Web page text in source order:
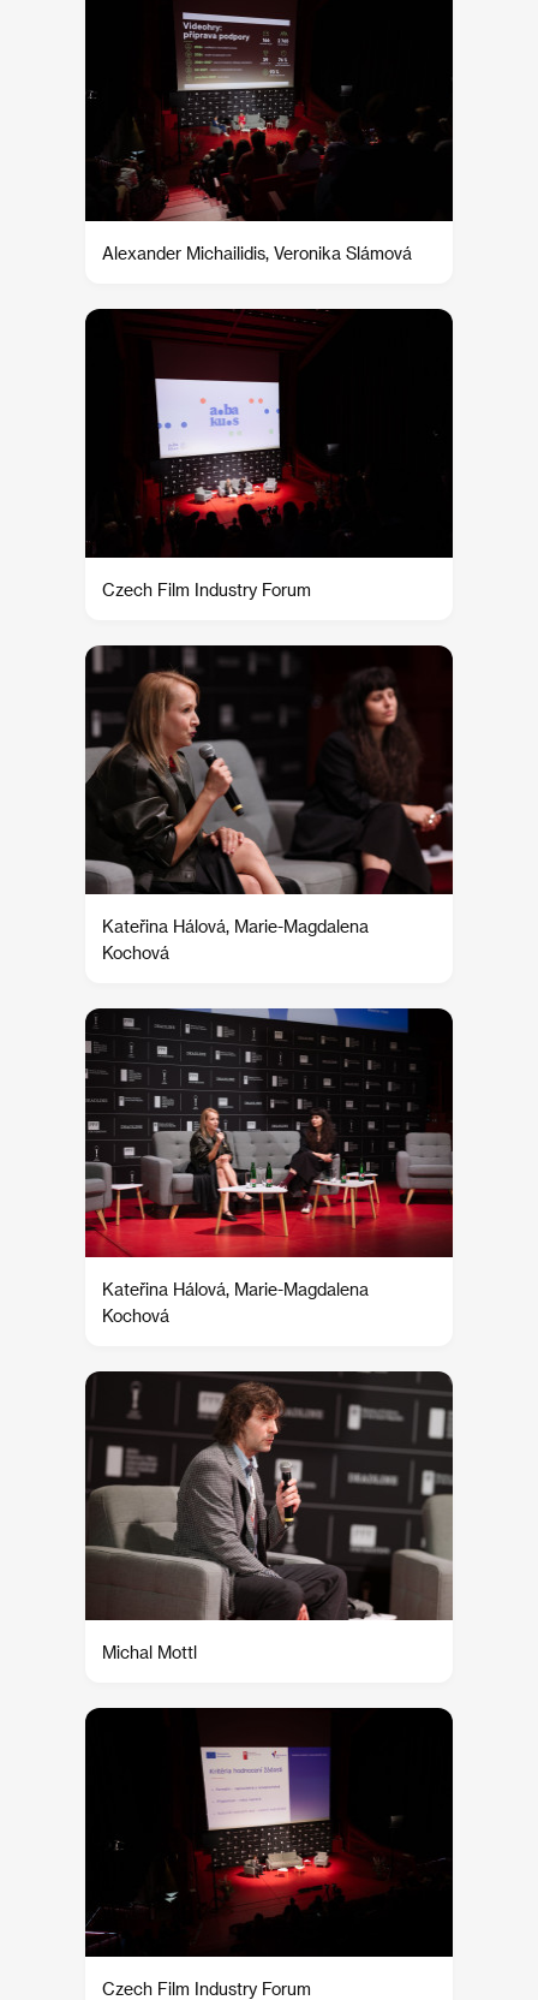
Alexander Michailidis, Veronika Slámová
Czech Film Industry Forum
Kateřina Hálová, Marie-Magdalena
Kochová
Kateřina Hálová, Marie-Magdalena
Kochová
Michal Mottl
Czech Film Industry Forum